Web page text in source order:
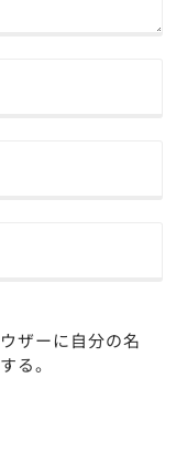
ザーに自分の名
る。